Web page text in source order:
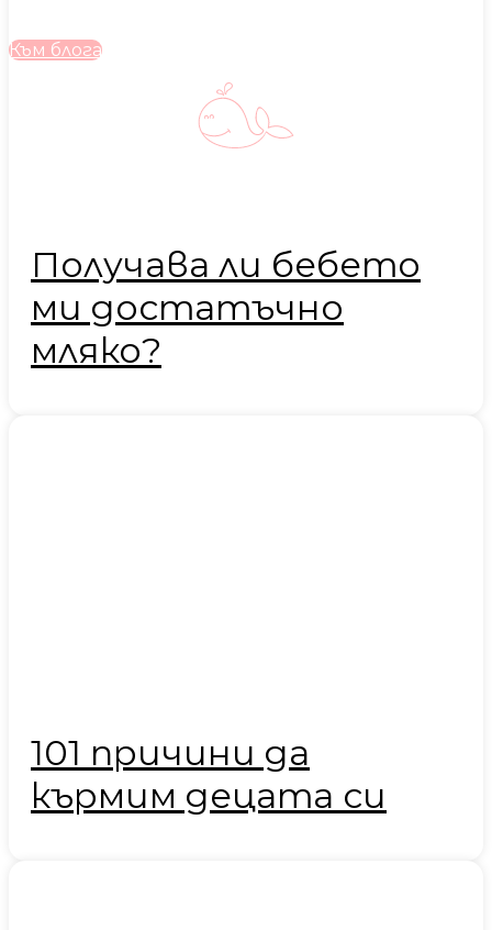
Към блога
Получава ли бебето
ми достатъчно
мляко?
101 причини да
кърмим децата си